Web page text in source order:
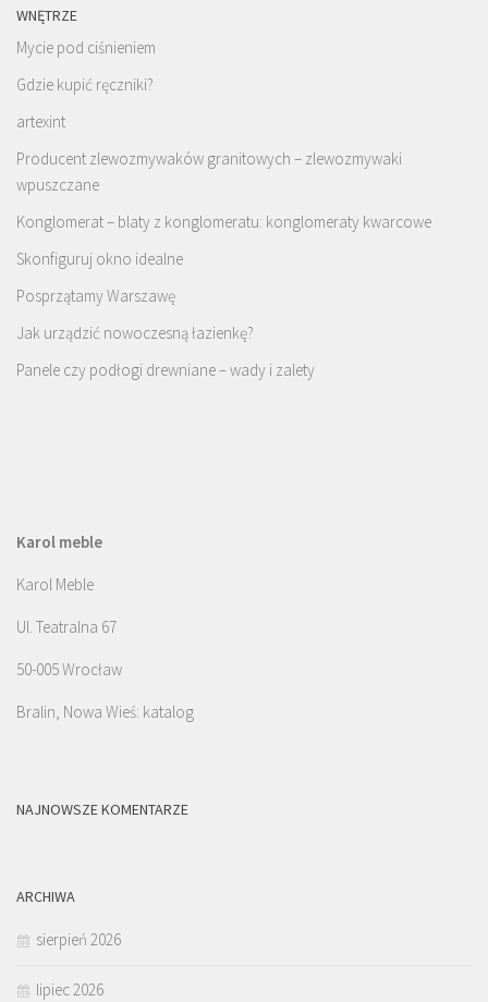
WNĘTRZE
Mycie pod ciśnieniem
Gdzie kupić ręczniki?
artexint
Producent zlewozmywaków granitowych – zlewozmywaki
wpuszczane
Konglomerat – blaty z konglomeratu: konglomeraty kwarcowe
Skonfiguruj okno idealne
Posprzątamy Warszawę
Jak urządzić nowoczesną łazienkę?
Panele czy podłogi drewniane – wady i zalety
Karol meble
Karol Meble
Ul. Teatralna 67
50-005 Wrocław
Bralin, Nowa Wieś: katalog
NAJNOWSZE KOMENTARZE
ARCHIWA
sierpień 2026
lipiec 2026